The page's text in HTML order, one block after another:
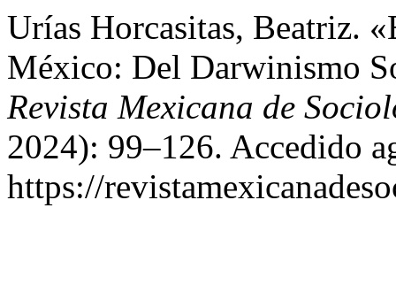
Urías Horcasitas, Beatriz.
México: Del Darwinismo
Revista Mexicana de
2024): 99–126. Accedido
https://